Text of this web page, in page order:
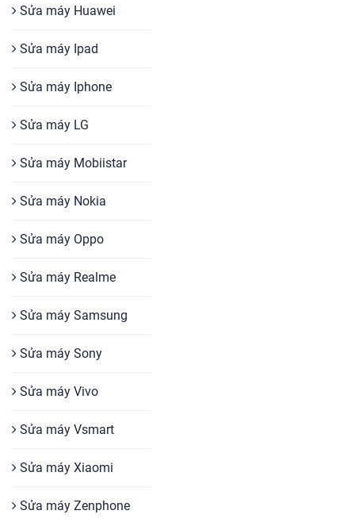
Sửa máy Huawei
Sửa máy Ipad
Sửa máy Iphone
Sửa máy LG
Sửa máy Mobiistar
Sửa máy Nokia
Sửa máy Oppo
Sửa máy Realme
Sửa máy Samsung
Sửa máy Sony
Sửa máy Vivo
Sửa máy Vsmart
Sửa máy Xiaomi
Sửa máy Zenphone